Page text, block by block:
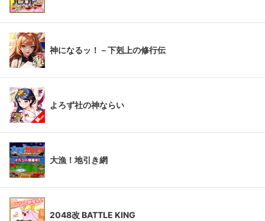
神になるッ！－下剋上の修行伝
よろず社の神ならい
大漁！地引き網
2048改 BATTLE KING